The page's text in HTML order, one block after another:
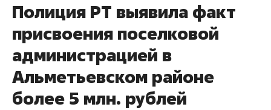
Полиция РТ выявила факт
присвоения поселковой
администрацией в
Альметьевском районе
более 5 млн. рублей